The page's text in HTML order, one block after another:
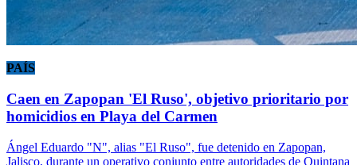
PAÍS
Caen en Zapopan 'El Ruso', objetivo prioritario por
homicidios en Playa del Carmen
Ángel Eduardo "N", alias "El Ruso", fue detenido en Zapopan,
Jalisco, durante un operativo conjunto entre autoridades de Quintana